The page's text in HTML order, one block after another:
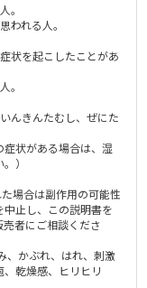
。
われる人。
状を起こしたことがあ
。
んきんたむし、ぜにた
症状がある場合は、湿
）
場合は副作用の可能性
止し、この説明書を
者にご相談くださ
、かぶれ、はれ、刺激
乾燥感、ヒリヒリ